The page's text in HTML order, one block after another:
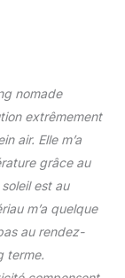
lourd.
à
crée
nomade
extrêmement
air. Elle m’a
grâce au
est au
m’a quelque
au rendez-
terme.